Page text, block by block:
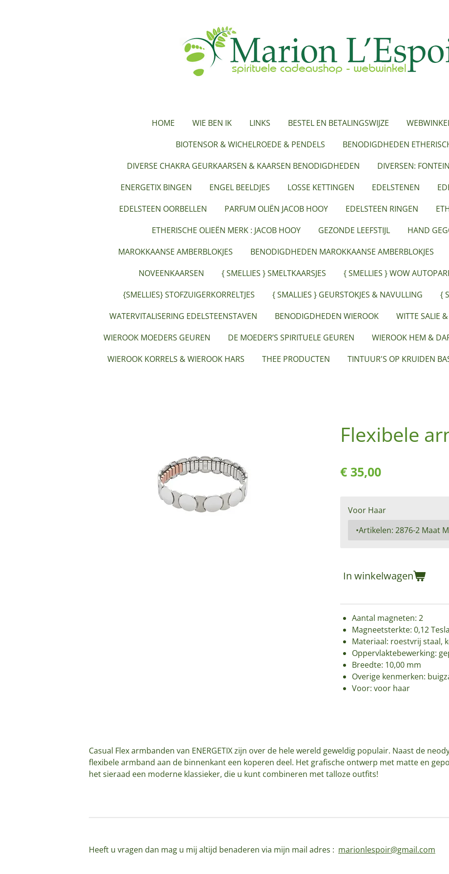
HOME WIE BEN IK LINKS BESTEL EN BETALINGSWIJZE
BIOTENSOR & WICHELROEDE & PENDELS
BENODIGDHEDEN
DIVERSE CHAKRA GEURKAARSEN & KAARSEN BENODIGDHEDEN
DIVERSEN:
ENERGETIX BINGEN
ENGEL BEELDJES LOSSE KETTINGEN EDELSTENEN
EDELSTEEN OORBELLEN
PARFUM OLIËN JACOB HOOY EDELSTEEN RINGEN
ETHERISCHE OLIEËN MERK : JACOB HOOY
GEZONDE LEEFSTIJL
HAND
MAROKKAANSE AMBERBLOKJES
BENODIGDHEDEN MAROKKAANSE AMBERBLOKJES
NOVEENKAARSEN
{ SMELLIES } SMELTKAARSJES
{ SMELLIES } WOW
{SMELLIES} STOFZUIGERKORRELTJES
{ SMALLIES } GEURSTOKJES & NAVULLING
{
WATERVITALISERING EDELSTEENSTAVEN
BENODIGDHEDEN WIEROOK
WITTE SALIE
WIEROOK MOEDERS GEUREN
DE MOEDER’S SPIRITUELE GEUREN WIEROOK HEM &
WIEROOK KORRELS & WIEROOK HARS
THEE PRODUCTEN TINTUUR'S OP KRUIDEN
Flexibele
€ 35,00
Voor Haar
In winkelwagen
Aantal magneten: 2
Magneetsterkte: 0,12 Tesla
Materiaal: roestvrij staal,
Oppervlaktebewerking:
Breedte: 10,00 mm
Overige kenmerken:
Voor: voor haar
Casual Flex armbanden van ENERGETIX zijn over de hele wereld geweldig populair. Naast de
flexibele armband aan de binnenkant een koperen deel. Het grafische ontwerp met matte en
het sieraad een moderne klassieker, die u kunt combineren met talloze outfits!
Heeft u vragen dan mag u mij altijd benaderen via mijn mail adres : marionlespoir@gmail.com